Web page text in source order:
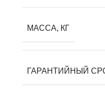
МАССА, КГ
ГАРАНТИЙНЫЙ